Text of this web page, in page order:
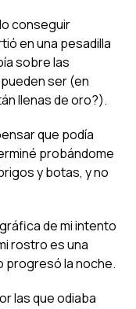
conseguir
en una pesadilla
sobre las
ser (en
llenas de oro?).
que podía
probándome
y botas, y no
de mi intento
rostro es una
progresó la noche.
las que odiaba